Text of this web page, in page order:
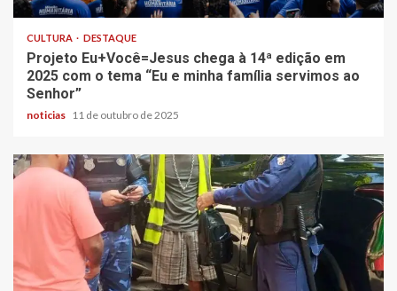
CULTURA DESTAQUE
Projeto Eu+Você=Jesus chega à 14ª edição em
2025 com o tema “Eu e minha família servimos ao
Senhor”
noticias 11 de outubro de 2025